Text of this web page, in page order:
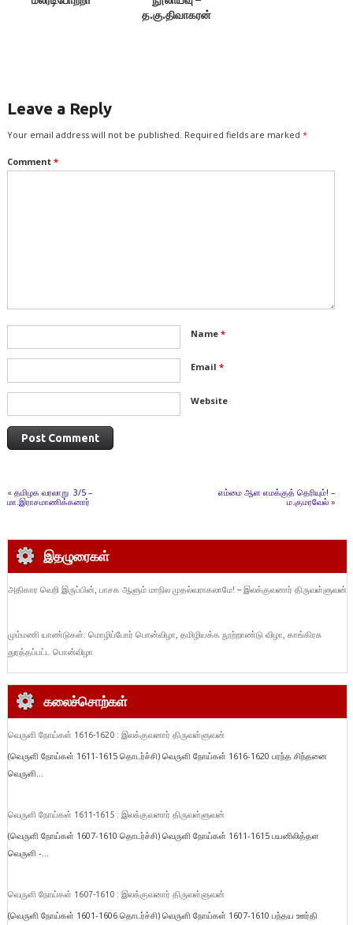
த.கு.திவாகரன்
Leave a Reply
Your email address will not be published. Required fields are marked *
Comment *
Name *
Email *
Website
« தமிழக வரலாறு 3/5 –
மா.இராசமாணிக்கனார்
எம்மை ஆள எமக்குத் தெரியும்! –
ம.குமரவேல் »
இதழுரைகள்
அதிகார வெறி இருப்பின், பாசக ஆளும் மாநில முதல்வராகலாமே! – இலக்குவனார் திருவள்ளுவன்
மும்மணி யாண்டுகள்: மொழிப்போர் பொன்விழா, தமிழியக்க நூற்றாண்டு விழா, காங்கிரசு
துரத்தப்பட்ட பொன்விழா
கலைச்சொற்கள்
வெருளி நோய்கள் 1616-1620 : இலக்குவனார் திருவள்ளுவன்
(வெருளி நோய்கள் 1611-1615 தொடர்ச்சி) வெருளி நோய்கள் 1616-1620 பரந்த சிந்தனை
வெருளி...
வெருளி நோய்கள் 1611-1615 : இலக்குவனார் திருவள்ளுவன்
(வெருளி நோய்கள் 1607-1610 தொடர்ச்சி) வெருளி நோய்கள் 1611-1615 பயனிலித்தள
வெருளி -...
வெருளி நோய்கள் 1607-1610 : இலக்குவனார் திருவள்ளுவன்
(வெருளி நோய்கள் 1601-1606 தொடர்ச்சி) வெருளி நோய்கள் 1607-1610 பந்தய ஊர்தி